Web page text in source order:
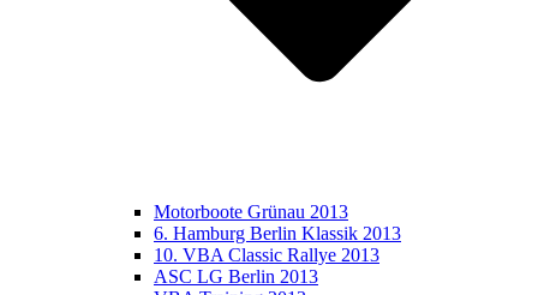
Motorboote Grünau 2013
6. Hamburg Berlin Klassik 2013
10. VBA Classic Rallye 2013
ASC LG Berlin 2013